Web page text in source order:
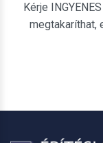
Kérje
megtakaríthat,